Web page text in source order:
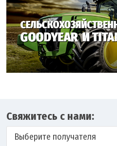
Свяжитесь с нами:
Выберите получателя